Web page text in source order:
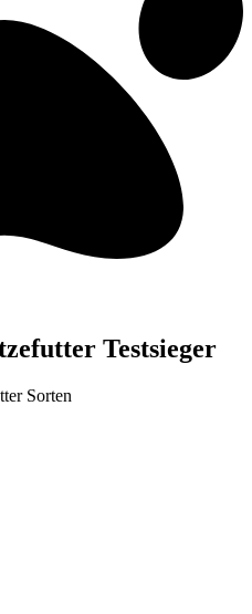
Testsieger
Sorten